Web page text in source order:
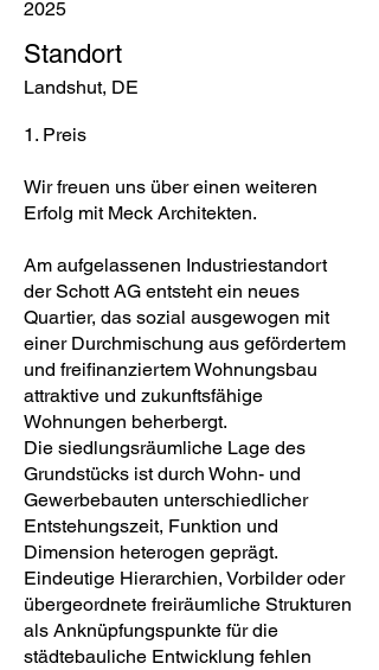
2025
Standort
Landshut, DE
1. Preis
Wir freuen uns über einen weiteren
Erfolg mit Meck Architekten.
Am aufgelassenen Industriestandort
der Schott AG entsteht ein neues
Quartier, das sozial ausgewogen mit
einer Durchmischung aus gefördertem
und freifinanziertem Wohnungsbau
attraktive und zukunftsfähige
Wohnungen beherbergt.
Die siedlungsräumliche Lage des
Grundstücks ist durch Wohn- und
Gewerbebauten unterschiedlicher
Entstehungszeit, Funktion und
Dimension heterogen geprägt.
Eindeutige Hierarchien, Vorbilder oder
übergeordnete freiräumliche Strukturen
als Anknüpfungspunkte für die
städtebauliche Entwicklung fehlen